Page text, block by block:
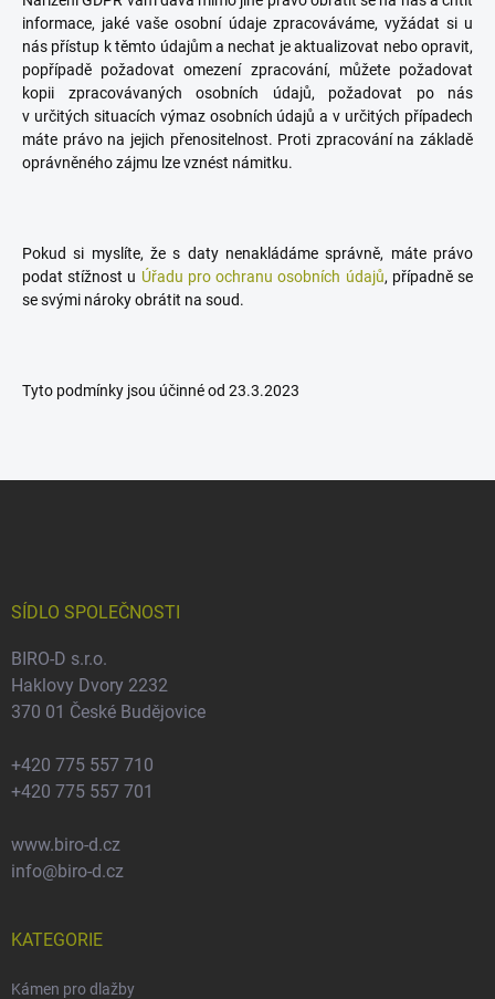
informace, jaké vaše osobní údaje zpracováváme, vyžádat si u
nás přístup k těmto údajům a nechat je aktualizovat nebo opravit,
popřípadě požadovat omezení zpracování, můžete požadovat
kopii zpracovávaných osobních údajů, požadovat po nás
v určitých situacích výmaz osobních údajů a v určitých případech
máte právo na jejich přenositelnost. Proti zpracování na základě
oprávněného zájmu lze vznést námitku.
Pokud si myslíte, že s daty nenakládáme správně, máte právo
podat stížnost u Úřadu pro ochranu osobních údajů, případně se
se svými nároky obrátit na soud.
Tyto podmínky jsou účinné od 23.3.2023
SÍDLO SPOLEČNOSTI
BIRO-D s.r.o.
Haklovy Dvory 2232
370 01 České Budějovice
+420 775 557 710
+420 775 557 701
www.biro-d.cz
info@biro-d.cz
KATEGORIE
Kámen pro dlažby